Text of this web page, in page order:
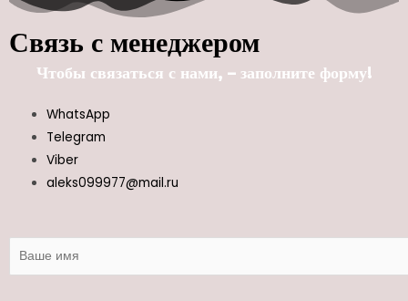
Связь с менеджером
Чтобы связаться с нами, – заполните форму!
WhatsApp
Telegram
Viber
aleks099977@mail.ru